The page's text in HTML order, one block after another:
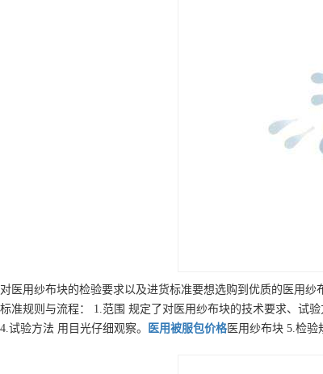
对医用纱布块的检验要求以及进货标准要想选购到优质的医用
标准规则与流程： 1.范围 规定了对医用纱布块的技术要求、试
4.试验方法 用目光仔细观察。
医用被服包价格医用纱布块 5.检验